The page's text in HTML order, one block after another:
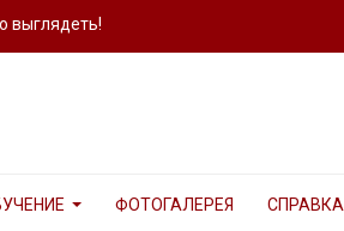
выглядеть!
ФОТОГАЛЕРЕЯ СПРАВКА